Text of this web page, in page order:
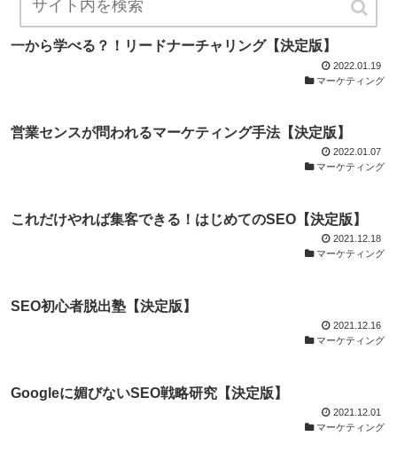
一から学べる？！リードナーチャリング【決定版】
2022.01.19
マーケティング
営業センスが問われるマーケティング手法【決定版】
2022.01.07
マーケティング
これだけやれば集客できる！はじめてのSEO【決定版】
2021.12.18
マーケティング
SEO初心者脱出塾【決定版】
2021.12.16
マーケティング
Googleに媚びないSEO戦略研究【決定版】
2021.12.01
マーケティング